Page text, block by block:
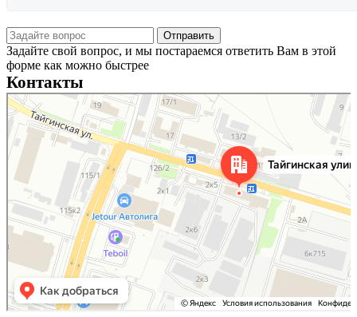
Задайте свой вопрос, и мы постараемся ответить Вам в этой
форме как можно быстрее
Контакты
Новосибирск
Тайгинская улица, 2 на карте Новосибирска — Яндекс Карты